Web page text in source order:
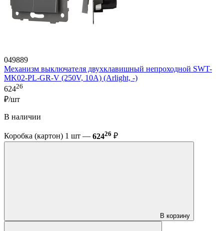
049889
Механизм выключателя двухклавишный непроходной SWT-
MK02-PL-GR-V (250V, 10A) (Arlight, -)
62426
₽/шт
В наличии
Коробка (картон) 1 шт — 62426 ₽
В корзину